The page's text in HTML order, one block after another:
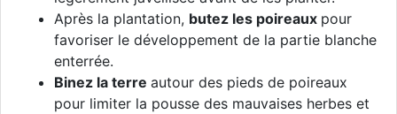
Après la plantation, butez les poireaux pour
favoriser le développement de la partie blanche
enterrée.
Binez la terre autour des pieds de poireaux
pour limiter la pousse des mauvaises herbes et